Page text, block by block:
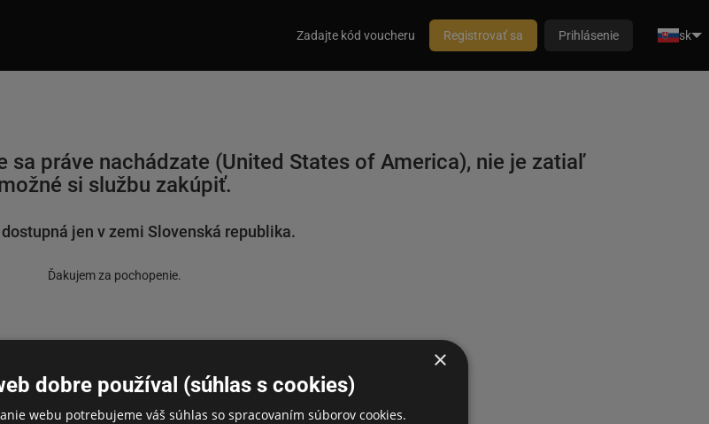
Zadajte kód voucheru Registrovať sa Prihlásenie sk
sa práve nachádzate (United States of America), nie je zatiaľ
si službu zakúpiť.
jen v zemi Slovenská republika.
Ďakujem za pochopenie.
×
dobre používal (súhlas s cookies)
webu potrebujeme váš súhlas so spracovaním súborov cookies.